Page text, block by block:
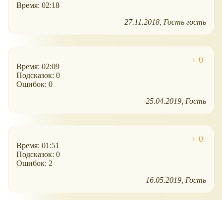
Время: 02:18
27.11.2018 Гость гость
Время: 02:09
Подсказок: 0
Ошибок: 0
25.04.2019 Гость
Время: 01:51
Подсказок: 0
Ошибок: 2
16.05.2019 Гость